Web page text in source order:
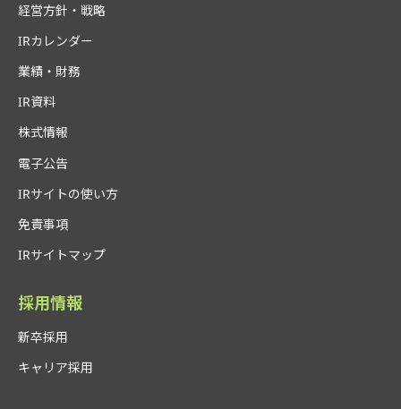
経営方針・戦略
IRカレンダー
業績・財務
IR資料
株式情報
電子公告
IRサイトの使い方
免責事項
IRサイトマップ
採用情報
新卒採用
キャリア採用